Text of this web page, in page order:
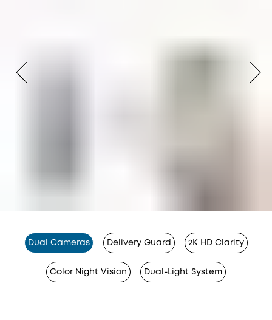
Dual Cameras Delivery Guard 2K HD Clarity
Color Night Vision Dual-Light System